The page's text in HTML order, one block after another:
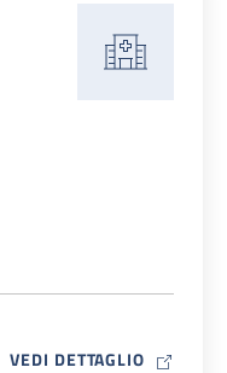
VEDI DETTAGLIO MAP ICON